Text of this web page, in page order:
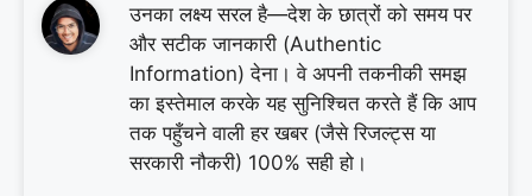
उनका लक्ष्य सरल है—देश के छात्रों को समय पर
और सटीक जानकारी (Authentic
Information) देना। वे अपनी तकनीकी समझ
का इस्तेमाल करके यह सुनिश्चित करते हैं कि आप
तक पहुँचने वाली हर खबर (जैसे रिजल्ट्स या
सरकारी नौकरी) 100% सही हो।